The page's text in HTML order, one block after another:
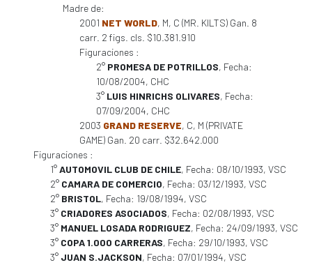
Madre de:
2001 NET WORLD, M, C (MR. KILTS) Gan. 8
carr. 2 figs. cls. $10.381.910
Figuraciones :
2° PROMESA DE POTRILLOS, Fecha:
10/08/2004, CHC
3° LUIS HINRICHS OLIVARES, Fecha:
07/09/2004, CHC
2003 GRAND RESERVE, C, M (PRIVATE
GAME) Gan. 20 carr. $32.642.000
Figuraciones :
1°AUTOMOVIL CLUB DE CHILE, Fecha: 08/10/1993, VSC
2° CAMARA DE COMERCIO, Fecha: 03/12/1993, VSC
2° BRISTOL, Fecha: 19/08/1994, VSC
3° CRIADORES ASOCIADOS, Fecha: 02/08/1993, VSC
3° MANUEL LOSADA RODRIGUEZ, Fecha: 24/09/1993, VSC
3° COPA 1.000 CARRERAS, Fecha: 29/10/1993, VSC
3° JUAN S.JACKSON, Fecha: 07/01/1994, VSC